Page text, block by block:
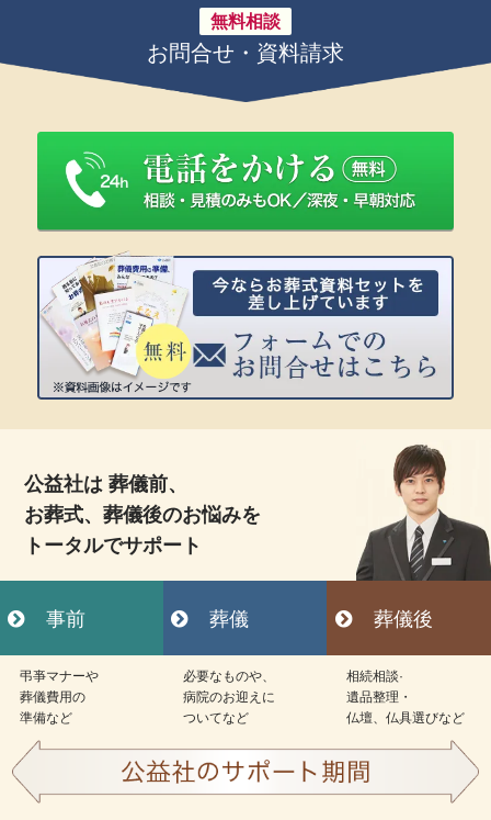
無料相談
お問合せ・資料請求
公益社は 葬儀前、
お葬式、葬儀後のお悩みを
トータルでサポート
事前 葬儀 葬儀後
弔亊マナーや
葬儀費用の
準備など
必要なものや、
病院のお迎えに
ついてなど
相続相談·
遺品整理・
仏壇、仏具選びなど